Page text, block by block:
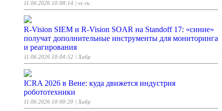
11.06.2026 10:08:14 | vc.ru
R-Vision SIEM и R-Vision SOAR на Standoff 17: «синие»
получат дополнительные инструменты для мониторинга
и реагирования
11.06.2026 10:04:52 | Хабр
ICRA 2026 в Вене: куда движется индустрия
робототехники
11.06.2026 10:00:20 | Хабр